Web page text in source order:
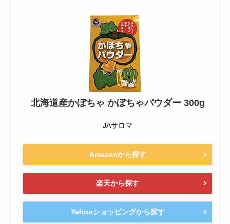
北海道産かぼちゃ かぼちゃパウダー 300g
JAサロマ
Amazonから探す
楽天から探す
Yahooショッピングから探す